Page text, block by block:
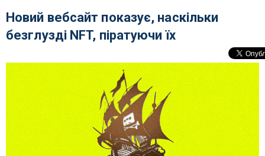
Новий вебсайт показує, наскільки
безглузді NFT, піратуючи їх